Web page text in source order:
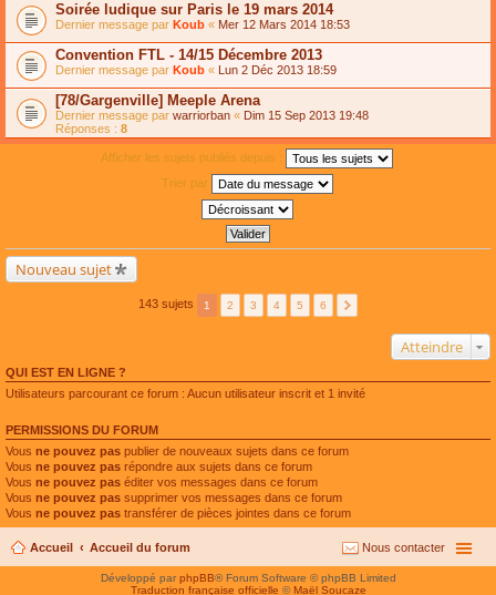
Soirée ludique sur Paris le 19 mars 2014
Dernier message par Koub « Mer 12 Mars 2014 18:53
Convention FTL - 14/15 Décembre 2013
Dernier message par Koub « Lun 2 Déc 2013 18:59
[78/Gargenville] Meeple Arena
Dernier message par warriorban « Dim 15 Sep 2013 19:48
Réponses : 8
Afficher les sujets publiés depuis :
Trier par
Nouveau sujet
143 sujets 1 2 3 4 5 6
Atteindre
QUI EST EN LIGNE ?
Utilisateurs parcourant ce forum : Aucun utilisateur inscrit et 1 invité
PERMISSIONS DU FORUM
Vous ne pouvez pas publier de nouveaux sujets dans ce forum
Vous ne pouvez pas répondre aux sujets dans ce forum
Vous ne pouvez pas éditer vos messages dans ce forum
Vous ne pouvez pas supprimer vos messages dans ce forum
Vous ne pouvez pas transférer de pièces jointes dans ce forum
Accueil Accueil du forum Nous contacter
Développé parphpBB® Forum Software © phpBB Limited
Traduction française officielle © Maël Soucaze